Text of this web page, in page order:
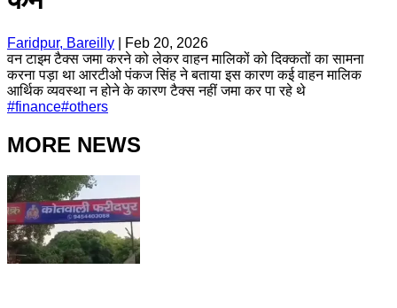
Faridpur, Bareilly
Feb 20, 2026
वन टाइम टैक्स जमा करने को लेकर वाहन मालिकों को दिक्कतों का सामना
करना पड़ा था आरटीओ पंकज सिंह ने बताया इस कारण कई वाहन मालिक
आर्थिक व्यवस्था न होने के कारण टैक्स नहीं जमा कर पा रहे थे
#finance#others
MORE NEWS